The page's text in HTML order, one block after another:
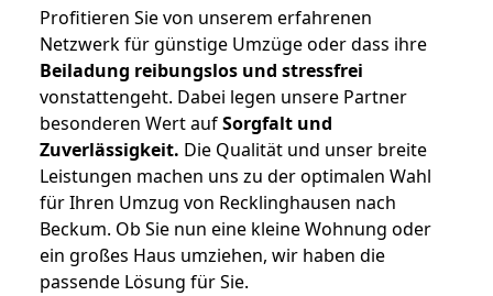
Profitieren Sie von unserem erfahrenen
Netzwerk für günstige Umzüge oder dass ihre
Beiladung reibungslos und stressfrei
vonstattengeht. Dabei legen unsere Partner
besonderen Wert aufSorgfalt und
Zuverlässigkeit. Die Qualität und unser breite
Leistungen machen uns zu der optimalen Wahl
für Ihren Umzug von Recklinghausen nach
Beckum. Ob Sie nun eine kleine Wohnung oder
ein großes Haus umziehen, wir haben die
passende Lösung für Sie.